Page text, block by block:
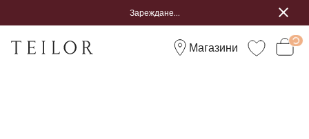
Зареждане...
Магазини